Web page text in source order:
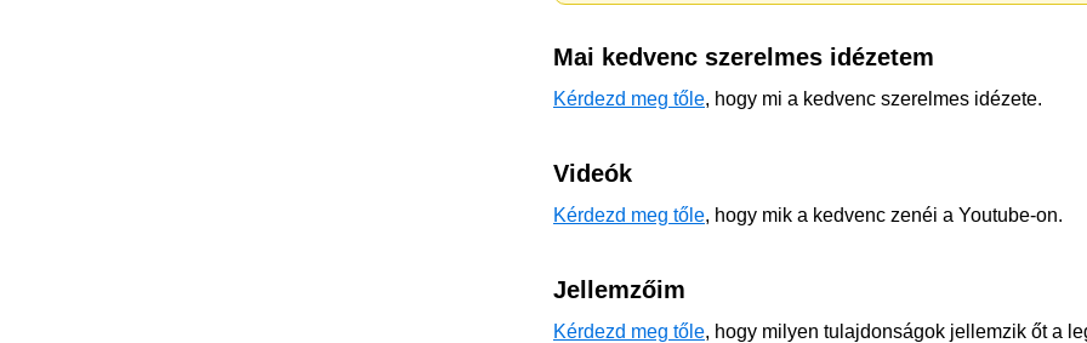
Mai kedvenc szerelmes idézetem
Kérdezd meg tőle, hogy mi a kedvenc szerelmes idézete.
Videók
Kérdezd meg tőle, hogy mik a kedvenc zenéi a Youtube-on.
Jellemzőim
Kérdezd meg tőle, hogy milyen tulajdonságok jellemzik őt a